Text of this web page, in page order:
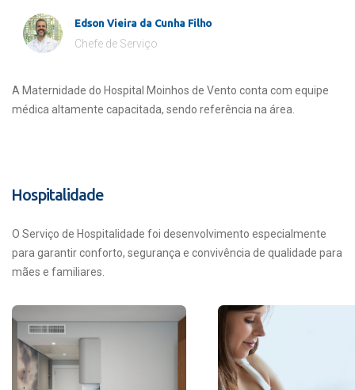
Edson Vieira da Cunha Filho
Chefe de Serviço
A Maternidade do Hospital Moinhos de Vento conta com equipe
médica altamente capacitada, sendo referência na área.
Hospitalidade
O Serviço de Hospitalidade foi desenvolvimento especialmente
para garantir conforto, segurança e convivência de qualidade para
mães e familiares.